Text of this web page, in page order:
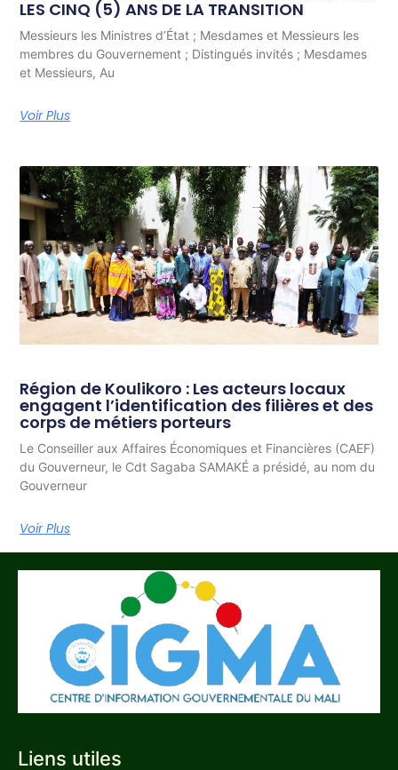
LES CINQ (5) ANS DE LA TRANSITION
Messieurs les Ministres d’État ; Mesdames et Messieurs les
membres du Gouvernement ; Distingués invités ; Mesdames
et Messieurs, Au
Voir Plus
Région de Koulikoro : Les acteurs locaux
engagent l’identification des filières et des
corps de métiers porteurs
Le Conseiller aux Affaires Économiques et Financières (CAEF)
du Gouverneur, le Cdt Sagaba SAMAKÉ a présidé, au nom du
Gouverneur
Voir Plus
Liens utiles